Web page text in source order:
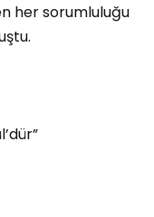
her sorumluluğu